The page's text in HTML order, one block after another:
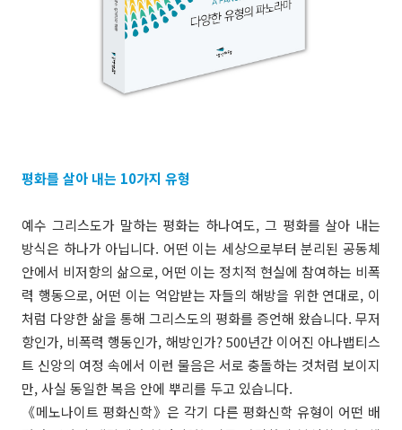
평화를 살아 내는 10가지 유형
예수 그리스도가 말하는 평화는 하나여도, 그 평화를 살아 내는
방식은 하나가 아닙니다. 어떤 이는 세상으로부터 분리된 공동체
안에서 비저항의 삶으로, 어떤 이는 정치적 현실에 참여하는 비폭
력 행동으로, 어떤 이는 억압받는 자들의 해방을 위한 연대로, 이
처럼 다양한 삶을 통해 그리스도의 평화를 증언해 왔습니다. 무저
항인가, 비폭력 행동인가, 해방인가? 500년간 이어진 아나뱁티스
트 신앙의 여정 속에서 이런 물음은 서로 충돌하는 것처럼 보이지
만, 사실 동일한 복음 안에 뿌리를 두고 있습니다.
《메노나이트 평화신학》은 각기 다른 평화신학 유형이 어떤 배